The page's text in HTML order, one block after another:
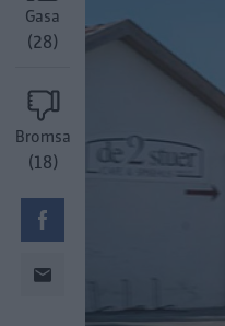
Gasa
(28)
Bromsa
(18)